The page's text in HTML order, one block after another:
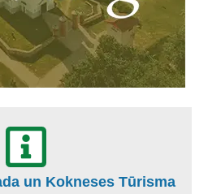
un Kokneses Tūrisma